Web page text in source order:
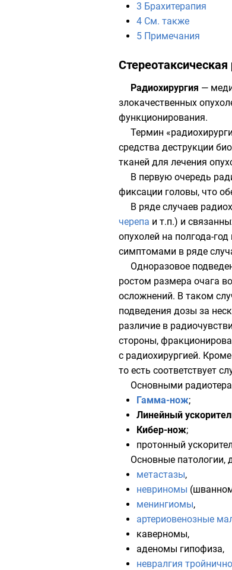
3 Брахитерапия
4 См. также
5 Примечания
Стереотаксическая
Радиохирургия —
злокачественных
функционирования.
Термин
средства деструкции
тканей для лечения
В первую очередь
фиксации головы, что
В ряде случаев
черепа и т.п.) и
опухолей на полгода-год
симптомами в ряде
Одноразовое
ростом размера очага
осложнений. В таком
подведения дозы за
различие в
стороны,
с радиохирургией.
то есть соответствует
Основными
Гамма-нож;
Линейный
Кибер-нож;
протонный
Основные патологии,
метастазы,
невриномы (
менингиомы,
артериовенозные
каверномы,
аденомы гипофиза,
невралгия